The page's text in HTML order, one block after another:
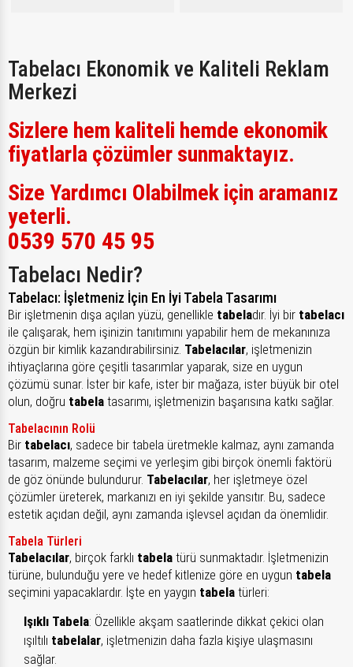
Tabelacı Ekonomik ve Kaliteli Reklam
Merkezi
Sizlere hem kaliteli hemde ekonomik
fiyatlarla çözümler sunmaktayız.
Size Yardımcı Olabilmek için aramanız
yeterli.
0539 570 45 95
Tabelacı Nedir?
Tabelacı: İşletmeniz İçin En İyi Tabela Tasarımı
Bir işletmenin dışa açılan yüzü, genellikle tabeladır. İyi bir tabelacı
ile çalışarak, hem işinizin tanıtımını yapabilir hem de mekanınıza
özgün bir kimlik kazandırabilirsiniz. Tabelacılar, işletmenizin
ihtiyaçlarına göre çeşitli tasarımlar yaparak, size en uygun
çözümü sunar. İster bir kafe, ister bir mağaza, ister büyük bir otel
olun, doğru tabela tasarımı, işletmenizin başarısına katkı sağlar.
Tabelacının Rolü
Bir tabelacı, sadece bir tabela üretmekle kalmaz, aynı zamanda
tasarım, malzeme seçimi ve yerleşim gibi birçok önemli faktörü
de göz önünde bulundurur. Tabelacılar, her işletmeye özel
çözümler üreterek, markanızı en iyi şekilde yansıtır. Bu, sadece
estetik açıdan değil, aynı zamanda işlevsel açıdan da önemlidir.
Tabela Türleri
Tabelacılar, birçok farklı tabela türü sunmaktadır. İşletmenizin
türüne, bulunduğu yere ve hedef kitlenize göre en uygun tabela
seçimini yapacaklardır. İşte en yaygın tabela türleri:
Işıklı Tabela: Özellikle akşam saatlerinde dikkat çekici olan
ışıltılı tabelalar, işletmenizin daha fazla kişiye ulaşmasını
sağlar.